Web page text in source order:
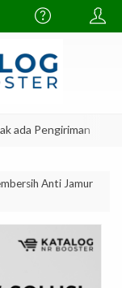
Pengiriman
Anti Jamur